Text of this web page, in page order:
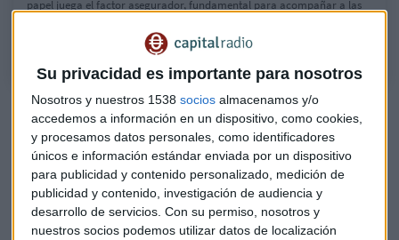
Su privacidad es importante para nosotros
Nosotros y nuestros 1538 socios almacenamos y/o
accedemos a información en un dispositivo, como cookies,
y procesamos datos personales, como identificadores
únicos e información estándar enviada por un dispositivo
para publicidad y contenido personalizado, medición de
publicidad y contenido, investigación de audiencia y
desarrollo de servicios. Con su permiso, nosotros y
nuestros socios podemos utilizar datos de localización
papel juega el factor asegurador, fundamental para acompañar a las
Hablamos de losprincipales riesgos." Uno ellos es la
adopción de la tecnología", explica Pagola. "En las próximas
décadas va a haber un cambio tecnológico muy
importante, una incorporación de tecnología no probada en
la actividad económica y eso va a provocar unosriesgos
adicionales".